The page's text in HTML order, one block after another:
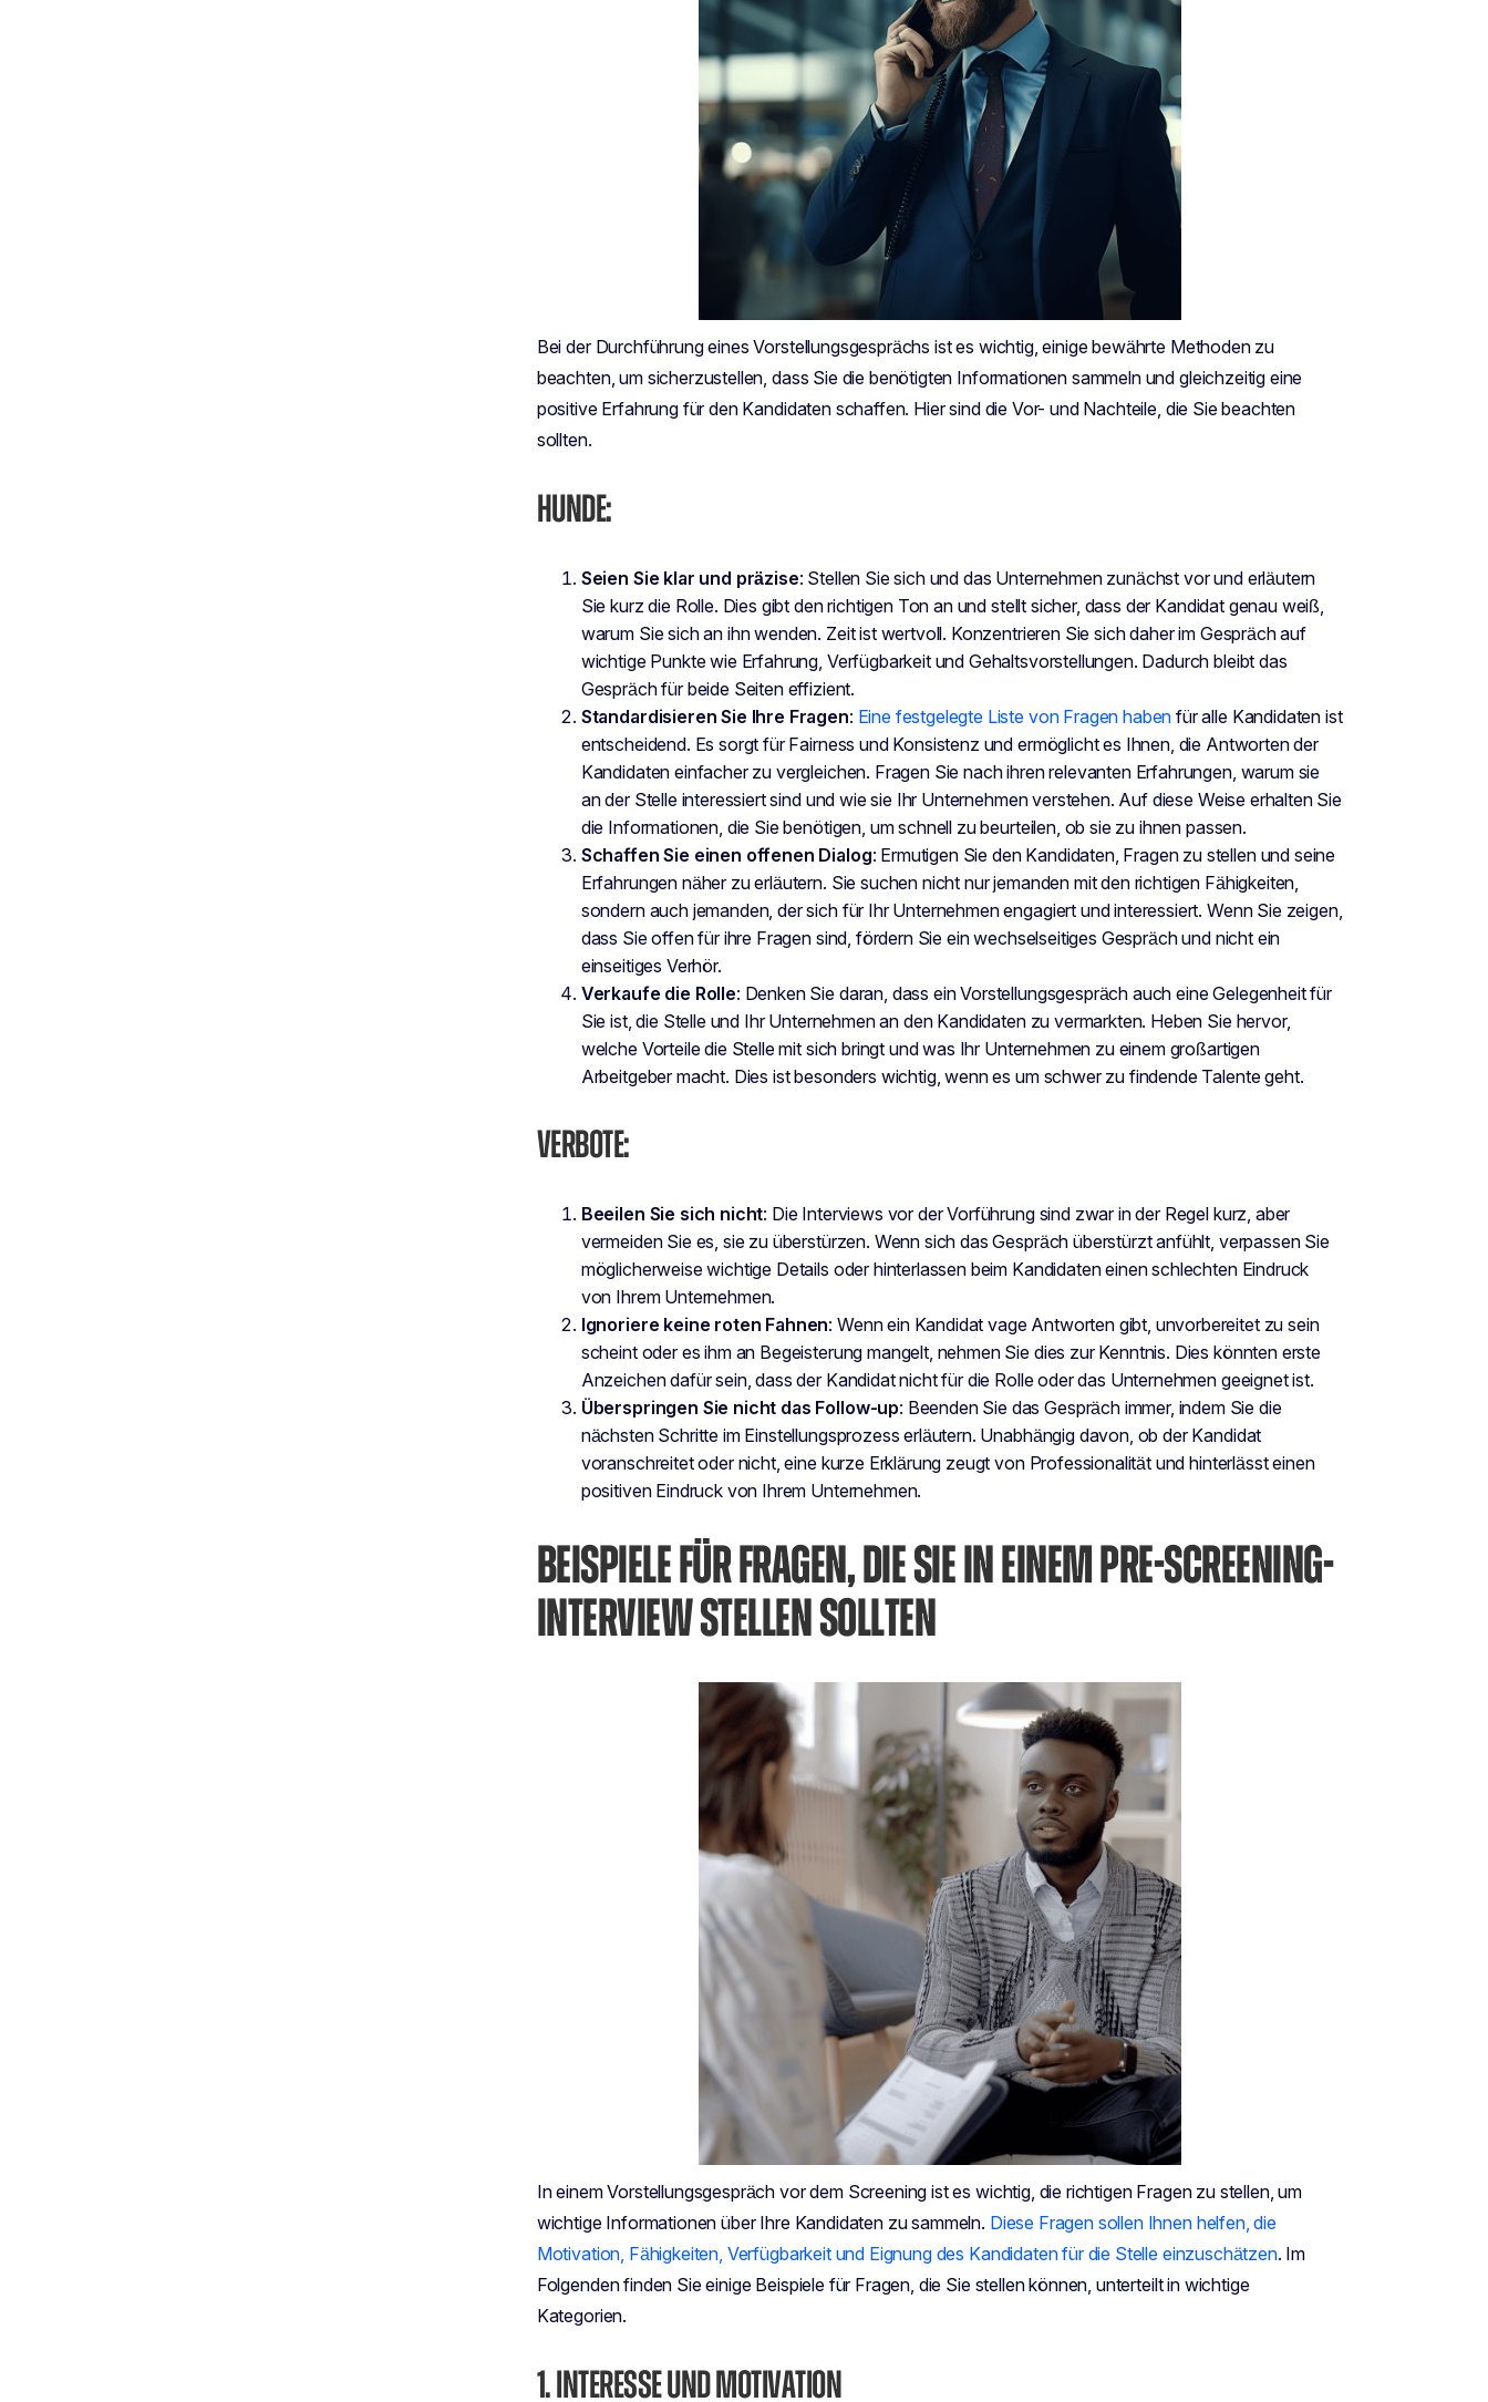
Bei der Durchführung eines Vorstellungsgesprächs ist es wichtig, einige bewährte Methoden zu
beachten, um sicherzustellen, dass Sie die benötigten Informationen sammeln und gleichzeitig eine
positive Erfahrung für den Kandidaten schaffen. Hier sind die Vor- und Nachteile, die Sie beachten
sollten.
HUNDE:
Seien Sie klar und präzise: Stellen Sie sich und das Unternehmen zunächst vor und erläutern
Sie kurz die Rolle. Dies gibt den richtigen Ton an und stellt sicher, dass der Kandidat genau weiß,
warum Sie sich an ihn wenden. Zeit ist wertvoll. Konzentrieren Sie sich daher im Gespräch auf
wichtige Punkte wie Erfahrung, Verfügbarkeit und Gehaltsvorstellungen. Dadurch bleibt das
Gespräch für beide Seiten effizient.
Standardisieren Sie Ihre Fragen: Eine festgelegte Liste von Fragen haben für alle Kandidaten ist
entscheidend. Es sorgt für Fairness und Konsistenz und ermöglicht es Ihnen, die Antworten der
Kandidaten einfacher zu vergleichen. Fragen Sie nach ihren relevanten Erfahrungen, warum sie
an der Stelle interessiert sind und wie sie Ihr Unternehmen verstehen. Auf diese Weise erhalten Sie
die Informationen, die Sie benötigen, um schnell zu beurteilen, ob sie zu ihnen passen.
Schaffen Sie einen offenen Dialog: Ermutigen Sie den Kandidaten, Fragen zu stellen und seine
Erfahrungen näher zu erläutern. Sie suchen nicht nur jemanden mit den richtigen Fähigkeiten,
sondern auch jemanden, der sich für Ihr Unternehmen engagiert und interessiert. Wenn Sie zeigen,
dass Sie offen für ihre Fragen sind, fördern Sie ein wechselseitiges Gespräch und nicht ein
einseitiges Verhör.
Verkaufe die Rolle: Denken Sie daran, dass ein Vorstellungsgespräch auch eine Gelegenheit für
Sie ist, die Stelle und Ihr Unternehmen an den Kandidaten zu vermarkten. Heben Sie hervor,
welche Vorteile die Stelle mit sich bringt und was Ihr Unternehmen zu einem großartigen
Arbeitgeber macht. Dies ist besonders wichtig, wenn es um schwer zu findende Talente geht.
VERBOTE:
Beeilen Sie sich nicht: Die Interviews vor der Vorführung sind zwar in der Regel kurz, aber
vermeiden Sie es, sie zu überstürzen. Wenn sich das Gespräch überstürzt anfühlt, verpassen Sie
möglicherweise wichtige Details oder hinterlassen beim Kandidaten einen schlechten Eindruck
von Ihrem Unternehmen.
Ignoriere keine roten Fahnen: Wenn ein Kandidat vage Antworten gibt, unvorbereitet zu sein
scheint oder es ihm an Begeisterung mangelt, nehmen Sie dies zur Kenntnis. Dies könnten erste
Anzeichen dafür sein, dass der Kandidat nicht für die Rolle oder das Unternehmen geeignet ist.
Überspringen Sie nicht das Follow-up: Beenden Sie das Gespräch immer, indem Sie die
nächsten Schritte im Einstellungsprozess erläutern. Unabhängig davon, ob der Kandidat
voranschreitet oder nicht, eine kurze Erklärung zeugt von Professionalität und hinterlässt einen
positiven Eindruck von Ihrem Unternehmen.
BEISPIELE FÜR FRAGEN, DIE SIE IN EINEM PRE-SCREENING-
INTERVIEW STELLEN SOLLTEN
In einem Vorstellungsgespräch vor dem Screening ist es wichtig, die richtigen Fragen zu stellen, um
wichtige Informationen über Ihre Kandidaten zu sammeln. Diese Fragen sollen Ihnen helfen, die
Motivation, Fähigkeiten, Verfügbarkeit und Eignung des Kandidaten für die Stelle einzuschätzen. Im
Folgenden finden Sie einige Beispiele für Fragen, die Sie stellen können, unterteilt in wichtige
Kategorien.
1. INTERESSE UND MOTIVATION